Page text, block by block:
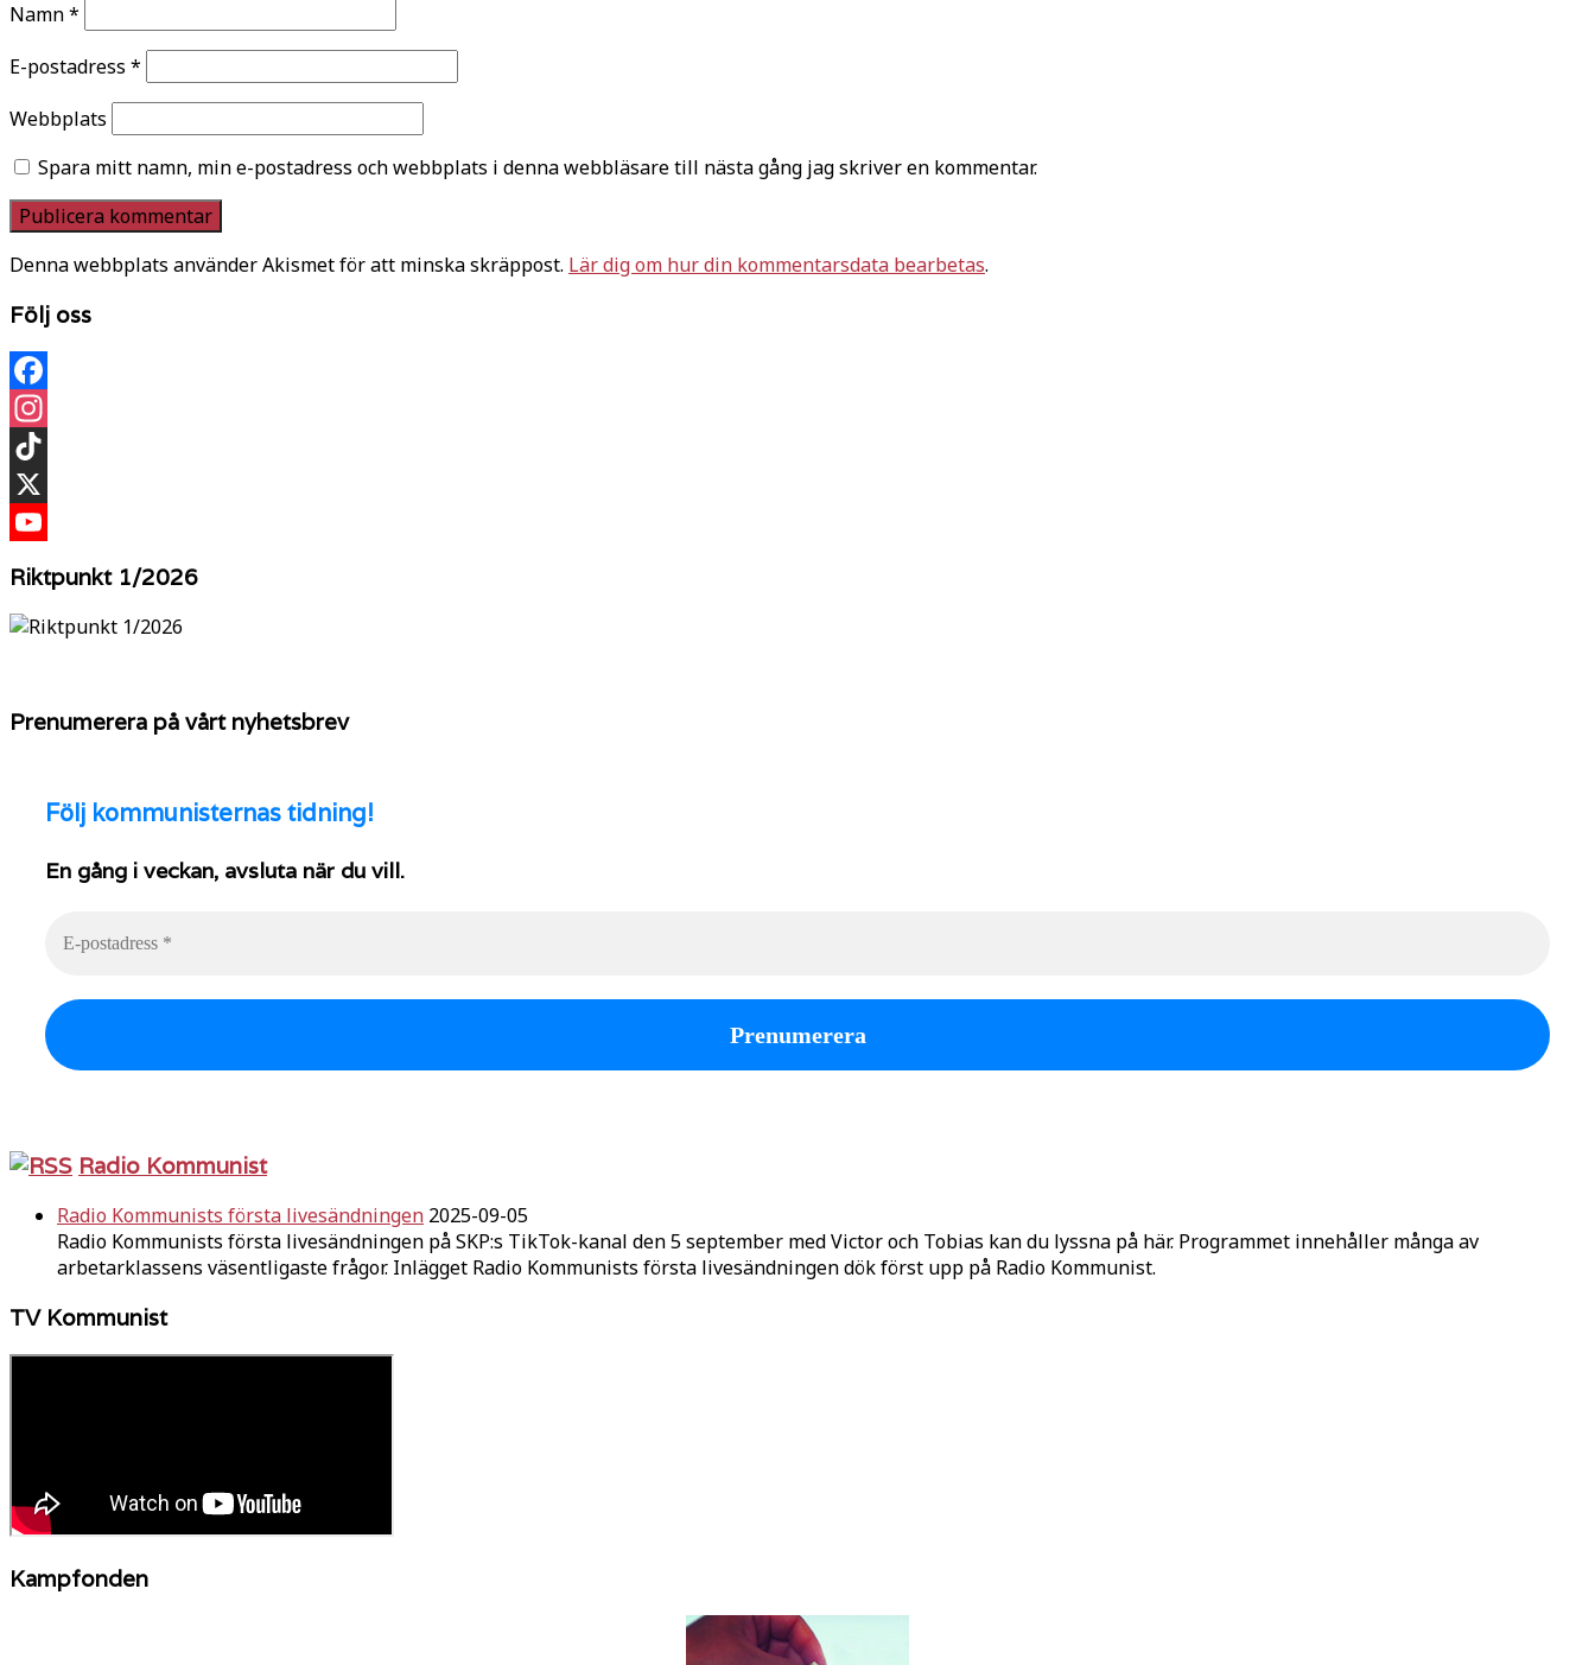
Namn*
E-postadress *
Webbplats
Spara mitt namn, min e-postadress och webbplats i denna webbläsare till nästa gång jag skriver en kommentar.
Denna webbplats använder Akismet för att minska skräppost. Lär dig om hur din kommentarsdata bearbetas.
Följ oss
Facebook
Instagram
TikTok
X
Riktpunkt 1/2026
Prenumerera på vårt nyhetsbrev
Följ kommunisternas tidning!
En gång i veckan, avsluta när du vill.
Radio Kommunist
Radio Kommunists första livesändningen 2025-09-05
Radio Kommunists första livesändningen på SKP:s TikTok-kanal den 5 september med Victor och Tobias kan du lyssna på här. Programmet innehåller många av
arbetarklassens väsentligaste frågor. Inlägget Radio Kommunists första livesändningen dök först upp på Radio Kommunist.
TV Kommunist
Kampfonden